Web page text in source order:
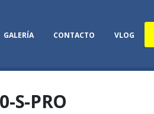
GALERÍA CONTACTO VLOG
S-PRO